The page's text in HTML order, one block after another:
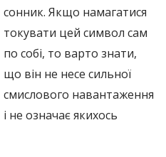
сонник. Якщо намагатися
токувати цей символ сам
по собі, то варто знати,
що він не несе сильної
смислового навантаження
і не означає якихось